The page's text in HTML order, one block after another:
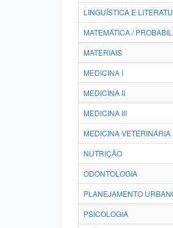
LINGUÍSTICA E
MATEMÁTICA /
MATERIAIS
MEDICINA I
MEDICINA II
MEDICINA III
MEDICINA VETERINÁRIA
NUTRIÇÃO
ODONTOLOGIA
PLANEJAMENTO
PSICOLOGIA